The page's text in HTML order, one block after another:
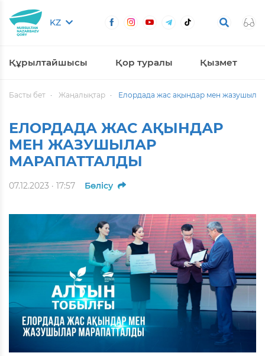
KZ
Құрылтайшысы Қор туралы Қызмет
Басты бет Жаңалықтар Елордада жас ақындар мен
ЕЛОРДАДА ЖАС АҚЫНДАР
МЕН ЖАЗУШЫЛАР
МАРАПАТТАЛДЫ
07.12.2023 · 17:57 Бөлісу